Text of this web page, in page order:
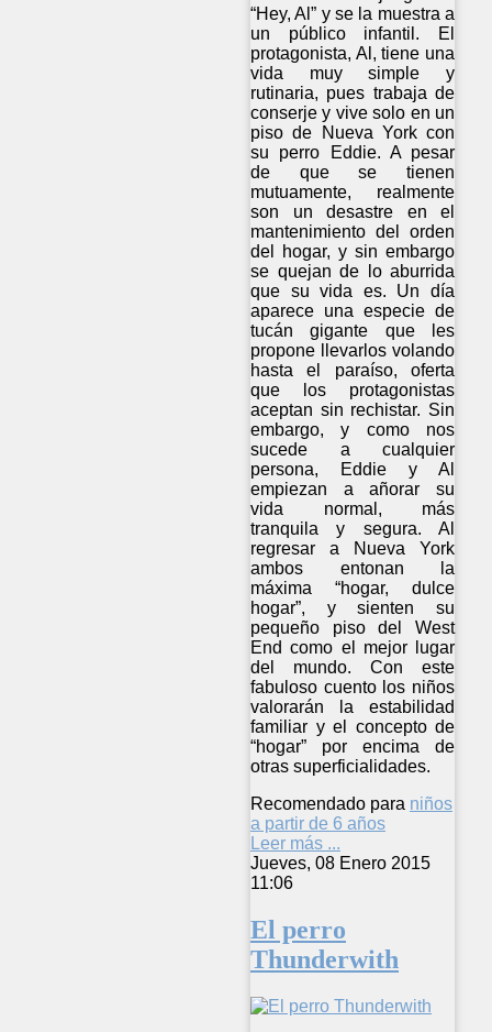
“Hey, Al” y se la muestra a
un público infantil. El
protagonista, Al, tiene una
vida muy simple y
rutinaria, pues trabaja de
conserje y vive solo en un
piso de Nueva York con
su perro Eddie. A pesar
de que se tienen
mutuamente, realmente
son un desastre en el
mantenimiento del orden
del hogar, y sin embargo
se quejan de lo aburrida
que su vida es. Un día
aparece una especie de
tucán gigante que les
propone llevarlos volando
hasta el paraíso, oferta
que los protagonistas
aceptan sin rechistar. Sin
embargo, y como nos
sucede a cualquier
persona, Eddie y Al
empiezan a añorar su
vida normal, más
tranquila y segura. Al
regresar a Nueva York
ambos entonan la
máxima “hogar, dulce
hogar”, y sienten su
pequeño piso del West
End como el mejor lugar
del mundo. Con este
fabuloso cuento los niños
valorarán la estabilidad
familiar y el concepto de
“hogar” por encima de
otras superficialidades.
Recomendado para niños
a partir de 6 años
Leer más ...
Jueves, 08 Enero 2015
11:06
El perro
Thunderwith